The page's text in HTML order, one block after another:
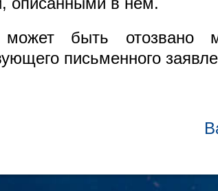
может быть отозвано
письменного